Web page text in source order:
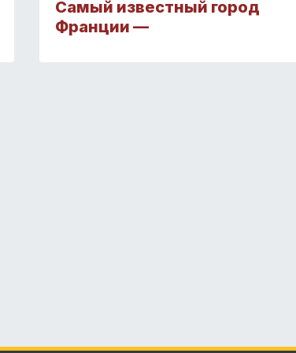
Самый известный город
Франции —